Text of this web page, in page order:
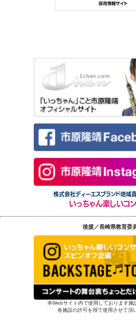
株式会社ディーエスブランド地域
いっちゃん楽しいコ
後援／長崎県教育委
本Webサイト内で使用しております施
各施設の許可を得て使用させて頂